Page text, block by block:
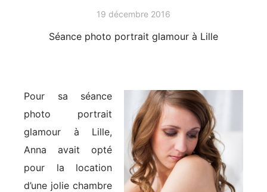
19 décembre 2016
Séance photo portrait glamour à Lille
Pour sa séance
photo portrait
glamour à Lille,
Anna avait opté
pour la location
d’une jolie chambre